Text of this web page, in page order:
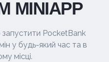
MINIAPP
PocketBank
у будь-який час та в
місці.